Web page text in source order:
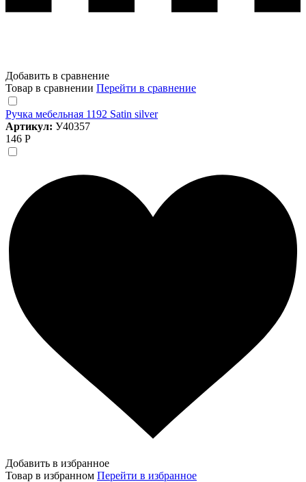
Добавить в сравнение
Товар в сравнении Перейти в сравнение
Ручка мебельная 1192 Satin silver
Артикул: У40357
146 Р
Добавить в избранное
Товар в избранном Перейти в избранное